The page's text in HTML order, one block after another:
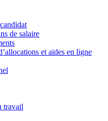
de salaire
et aides en ligne
travail